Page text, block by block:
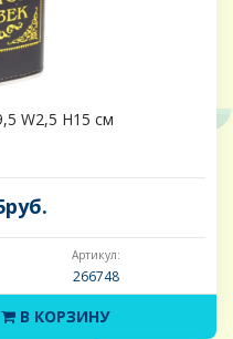
W2,5 H15 см
Артикул:
266748
В КОРЗИНУ